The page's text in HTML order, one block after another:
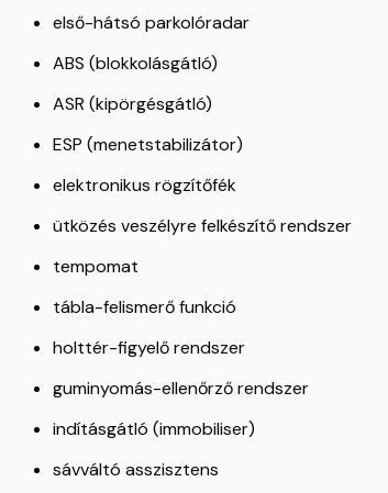
első-hátsó parkolóradar
ABS (blokkolásgátló)
ASR (kipörgésgátló)
ESP (menetstabilizátor)
elektronikus rögzítőfék
ütközés veszélyre felkészítő rendszer
tempomat
tábla-felismerő funkció
holttér-figyelő rendszer
guminyomás-ellenőrző rendszer
indításgátló (immobiliser)
sávváltó asszisztens